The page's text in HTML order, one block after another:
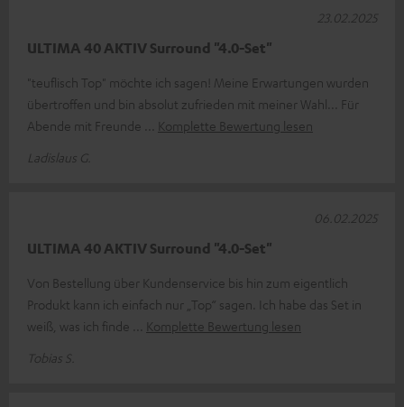
ULTIMA 40 AKTIV Surround "4.0-Set"
"teuflisch Top" möchte ich sagen! Meine Erwartungen wurden
übertroffen und bin absolut zufrieden mit meiner Wahl... Für
Abende mit Freunde
Komplette Bewertung lesen
Ladislaus G.
23.02.2025
ULTIMA 40 AKTIV Surround "4.0-Set"
Von Bestellung über Kundenservice bis hin zum eigentlich
Produkt kann ich einfach nur „Top“ sagen. Ich habe das Set in
weiß, was ich finde
Komplette Bewertung lesen
Tobias S.
06.02.2025